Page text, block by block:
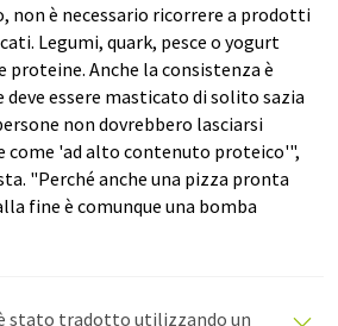
è necessario ricorrere a prodotti
Legumi, quark, pesce o yogurt
Anche la consistenza è
deve essere masticato di solito sazia
non dovrebbero lasciarsi
come 'ad alto contenuto proteico'",
"Perché anche una pizza pronta
fine è comunque una bomba
stato tradotto utilizzando un